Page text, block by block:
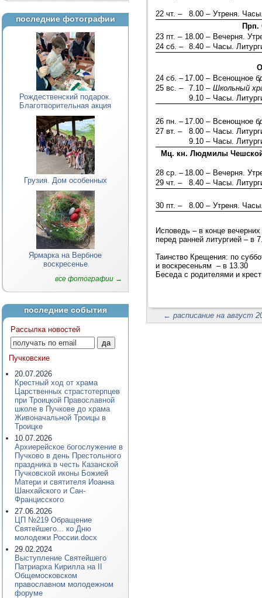
последние фотографии
Рождественский подарок.
Благотворительная акция
Грузия. Дом особенных
Ярмарка на Вербное
воскресенье
все фотографии →
последние события
Рассылка новостей
Пучковские
20.07.2026
Крестный ход от храма
Царственных страстотерпцев
при Троицкой Православной
школе в Пучкове до храма
Живоначальной Троицы в
Троицке
10.07.2026
Архиерейское богослужение в
Пучково в день Престольного
праздника в честь Казанской
Пучковской иконы Божией
Матери и святителя Иоанна
Шанхайского и Сан-
Францисского
27.06.2026
ЦП №219 Обращение
Святейшего... ко Дню
молодежи России.docx
29.02.2024
Выступление Святейшего
Патриарха Кирилла на II
Общемосковском
православном молодежном
форуме
22 чт. – 8.00 – Утреня.
Прп.
23 пт. – 18.00 – Вечерня.
24 сб. –
8.40 – Часы.
24 сб. – 17.00 – Всенощное
25 вс. –
7.10 – Школьный
9.10 – Часы.
26 пн. – 17.00 – Всенощное
27 вт. –
8.00 – Часы.
9.10 – Часы.
Мц. кн. Людмилы
28 ср. – 18.00 – Вечерня.
29 чт. –
8.40 – Часы.
30 пт. – 8.00 – Утреня.
Исповедь – в конце
перед ранней литургией – в
Таинство Крещения: по
и воскресеньям – в 13.30
Беседа с родителями и
← расписание на август